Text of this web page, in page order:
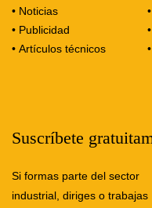
• Noticias
• Publicidad
• Artículos técnicos
•
Suscríbete
Si formas parte del sector
industrial, diriges o trabajas